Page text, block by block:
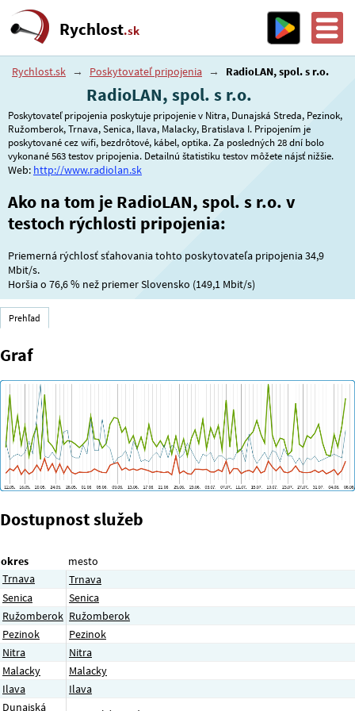
Rychlost.sk
Rychlost.sk → Poskytovateľ pripojenia → RadioLAN, spol. s r.o.
RadioLAN, spol. s r.o.
Poskytovateľ pripojenia poskytuje pripojenie v Nitra, Dunajská Streda, Pezinok,
Ružomberok, Trnava, Senica, Ilava, Malacky, Bratislava I. Pripojením je
poskytované cez wifi, bezdrôtové, kábel, optika. Za posledných 28 dní bolo
vykonané 563 testov pripojenia. Detailnú štatistiku testov môžete nájsť nižšie.
Web: http://www.radiolan.sk
Ako na tom je RadioLAN, spol. s r.o. v
testoch rýchlosti pripojenia:
Priemerná rýchlosť sťahovania tohto poskytovateľa pripojenia 34,9
Mbit/s.
Horšia o 76,6 % než priemer Slovensko (149,1 Mbit/s)
Prehľad
Graf
Dostupnost služeb
okres
mesto
Trnava
Trnava
Senica
Senica
Ružomberok Ružomberok
Pezinok
Pezinok
Nitra
Nitra
Malacky
Malacky
Ilava
Ilava
Dunajská